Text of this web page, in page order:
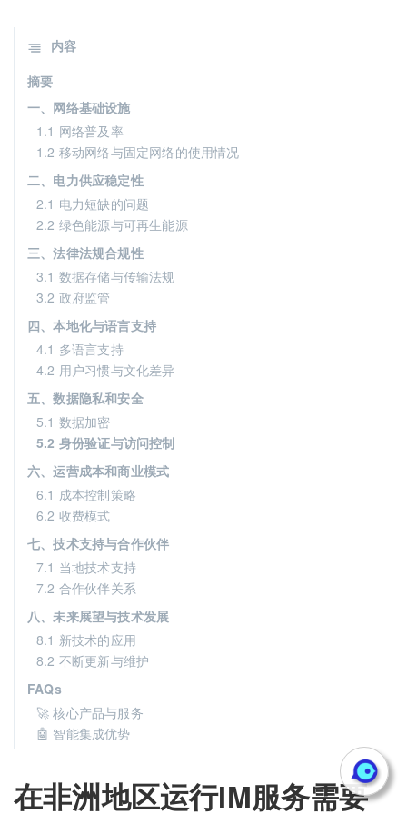
在非洲地区运行IM服务需要
内容
摘要
一、网络基础设施
1.1 网络普及率
1.2 移动网络与固定网络的使用情况
二、电力供应稳定性
2.1 电力短缺的问题
2.2 绿色能源与可再生能源
三、法律法规合规性
3.1 数据存储与传输法规
3.2 政府监管
四、本地化与语言支持
4.1 多语言支持
4.2 用户习惯与文化差异
五、数据隐私和安全
5.1 数据加密
5.2 身份验证与访问控制
六、运营成本和商业模式
6.1 成本控制策略
6.2 收费模式
七、技术支持与合作伙伴
7.1 当地技术支持
7.2 合作伙伴关系
八、未来展望与技术发展
8.1 新技术的应用
8.2 不断更新与维护
FAQs
🚀 核心产品与服务
🤖 智能集成优势